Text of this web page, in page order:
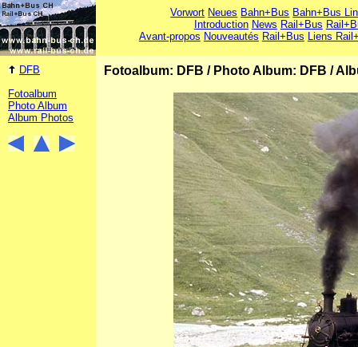
Vorwort Neues Bahn+Bus Bahn+Bus
Introduction News Rail+Bus
Avant-propos Nouveautés Rail+Bus Liens
DFB
Fotoalbum
Photo Album
Album Photos
Fotoalbum: DFB / Photo Album: DFB /